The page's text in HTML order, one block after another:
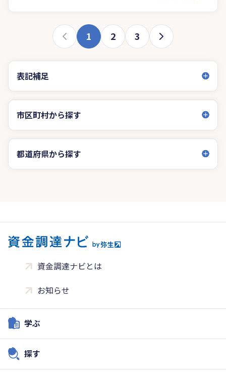
1 2 3
表記補足
市区町村から探す
都道府県から探す
資金調達ナビとは
お知らせ
学ぶ
探す